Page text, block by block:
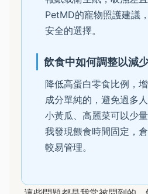
PetMD的寵物照護建議
安全的選擇。
飲食中如何調整以減
降低高蛋白零食比例，
成分單純的，避免過多
小黃瓜、高麗菜可以少
我發現餵食時間固定，
較易管理。